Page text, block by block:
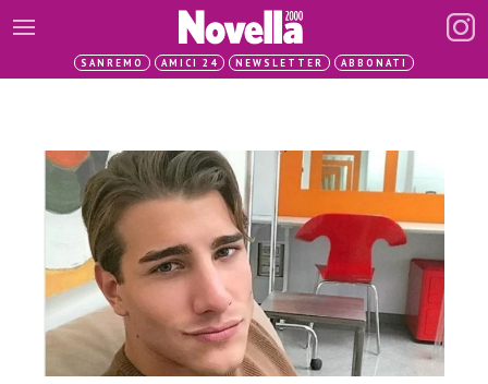
SANREMO AMICI 24 NEWSLETTER ABBONATI